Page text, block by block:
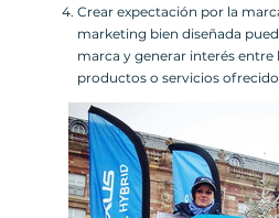
Crear expectación por la
marketing bien diseñada
marca y generar interés
productos o servicios